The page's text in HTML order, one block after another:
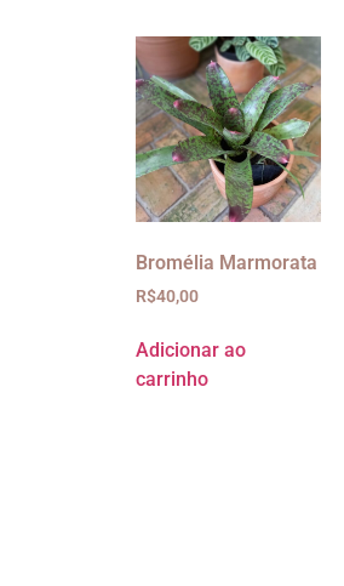
Bromélia Marmorata
R$40,00
Adicionar ao
carrinho